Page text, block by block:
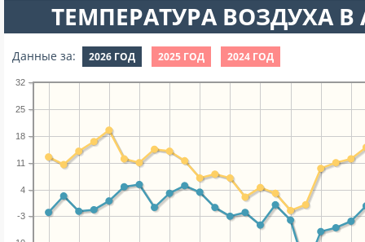
ТЕМПЕРАТУРА ВОЗДУХА В
Данные за: 2026 ГОД 2025 ГОД 2024 ГОД
-3
4
11
18
25
32